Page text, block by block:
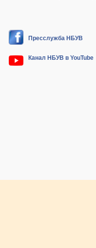
Пресслужба НБУВ
Канал НБУВ в YouTube